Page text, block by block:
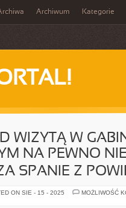
Archiwum Kategorie
WIZYTĄ W
NA PEWNO
SPANIE Z
ON SIE - 15 - 2025
MOŻLIWOŚĆ